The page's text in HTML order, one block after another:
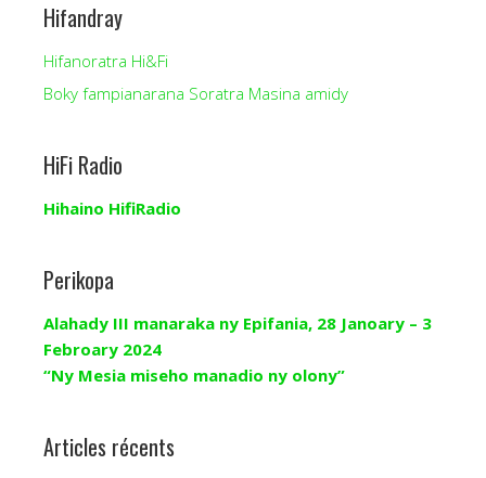
Hifandray
Hifanoratra Hi&Fi
Boky fampianarana Soratra Masina amidy
HiFi Radio
Hihaino HifiRadio
Perikopa
Alahady III manaraka ny Epifania, 28 Janoary – 3
Febroary 2024
“Ny Mesia miseho manadio ny olony”
Articles récents